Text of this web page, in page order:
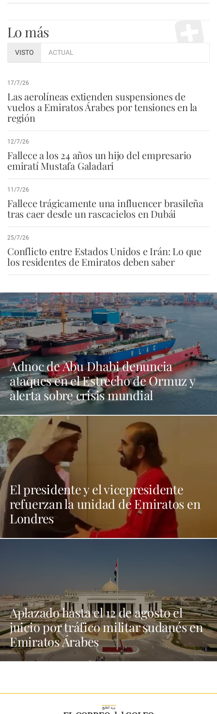
Lo más
VISTO ACTUAL
17/7/26
Las aerolíneas extienden suspensiones de
vuelos a Emiratos Árabes por tensiones en la
región
12/7/26
Fallece a los 24 años un hijo del empresario
emiratí Mustafa Galadari
11/7/26
Fallece trágicamente una influencer brasileña
tras caer desde un rascacielos en Dubái
25/7/26
Conflicto entre Estados Unidos e Irán: Lo que
los residentes de Emiratos deben saber
Adnoc de Abu Dhabi denuncia
ataques en el Estrecho de Ormuz y
alerta sobre crisis mundial
El presidente y el vicepresidente
refuerzan la unidad de Emiratos en
Londres
Aplazado hasta el 12 de agosto el
juicio por tráfico militar sudanés en
Emiratos Árabes